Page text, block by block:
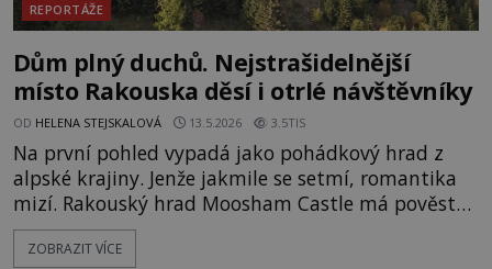
REPORTÁŽE
Dům plný duchů. Nejstrašidelnější
místo Rakouska děsí i otrlé návštěvníky
OD HELENA STEJSKALOVÁ 13.5.2026 3.5TIS
Na první pohled vypadá jako pohádkový hrad z
alpské krajiny. Jenže jakmile se setmí, romantika
mizí. Rakouský hrad Moosham Castle má pověst
nejděsivějšího domu v celé zemi. Lidé tu údajně
slyší kroky v prázdných chodbách, šeptání ze zdí i
ZOBRAZIT VÍCE